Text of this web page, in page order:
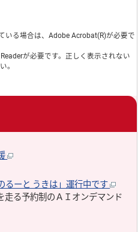
いる場合は、Adobe Acrobat(R)が必要で
が必要です。正しく表示されない
。
るーと うきは」運行中です
走る予約制のＡＩオンデマンド